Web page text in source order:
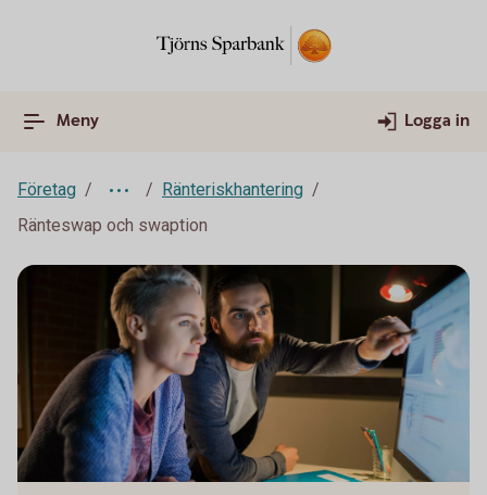
Meny Logga in
Företag
Ränteriskhantering
Ränteswap och swaption